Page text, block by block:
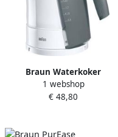
Braun Waterkoker
Multiquick 5 Wk 500
1 webshop
€ 48,80